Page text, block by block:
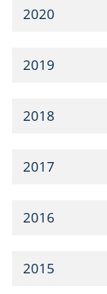
2020
2019
2018
2017
2016
2015